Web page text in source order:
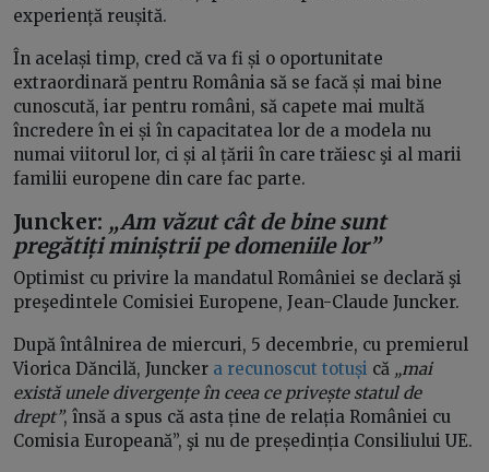
experiență reușită.
În același timp, cred că va fi și o oportunitate
extraordinară pentru România să se facă și mai bine
cunoscută, iar pentru români, să capete mai multă
încredere în ei și în capacitatea lor de a modela nu
numai viitorul lor, ci și al țării în care trăiesc şi al marii
familii europene din care fac parte.
Juncker: „Am văzut cât de bine sunt
pregătiți miniștrii pe domeniile lor”
Optimist cu privire la mandatul României se declară şi
preşedintele Comisiei Europene, Jean-Claude Juncker.
După întâlnirea de miercuri, 5 decembrie, cu premierul
Viorica Dăncilă, Juncker a recunoscut totuși că „mai
există unele divergențe în ceea ce privește statul de
drept”, însă a spus că asta ține de relația României cu
Comisia Europeană”, şi nu de președinția Consiliului UE.